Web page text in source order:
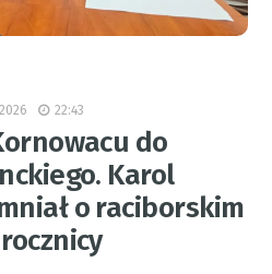
22:43
do
Karol
o raciborskim